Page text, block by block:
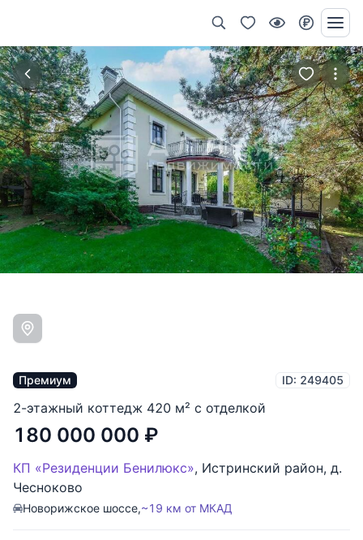
Премиум ID: 249405
2-этажный коттедж 420 м² с отделкой
180 000 000 ₽
КП «Резиденции Бенилюкс», Истринский район, д.
Чесноково
Новорижское шоссе,~19 км от МКАД